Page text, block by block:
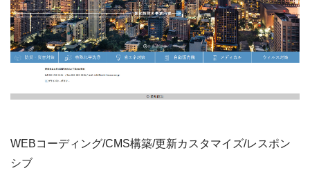
WEBコーディング/CMS構築/更新カスタマイズ/レスポン
シブ